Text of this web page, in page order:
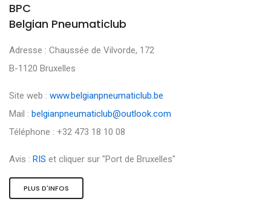
BPC
Belgian Pneumaticlub
Adresse : Chaussée de Vilvorde, 172
B-1120 Bruxelles
Site web : www.belgianpneumaticlub.be
Mail : belgianpneumaticlub@outlook.com
Téléphone : +32 473 18 10 08
Avis : RIS et cliquer sur "Port de Bruxelles"
PLUS D'INFOS